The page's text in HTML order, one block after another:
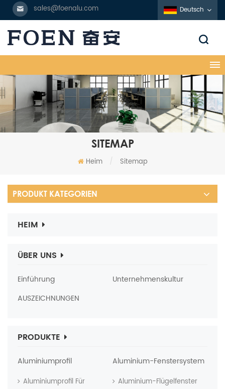
sales@foenalu.com Deutsch
SITEMAP
Heim / Sitemap
PRODUKT KATEGORIEN
HEIM
ÜBER UNS
Einführung
Unternehmenskultur
AUSZEICHNUNGEN
PRODUKTE
Aluminiumprofil
Aluminiumprofil Für
Aluminium-Fenstersystem
Aluminium-Flügelfenster